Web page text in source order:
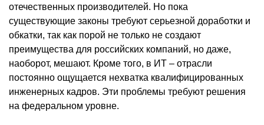
отечественных производителей. Но пока
существующие законы требуют серьезной доработки и
обкатки, так как порой не только не создают
преимущества для российских компаний, но даже,
наоборот, мешают. Кроме того, в ИТ – отрасли
постоянно ощущается нехватка квалифицированных
инженерных кадров. Эти проблемы требуют решения
на федеральном уровне.